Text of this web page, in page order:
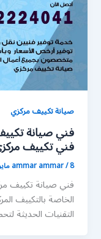
صيانة تكييف مركزي
فني تكييف
ammar ammar/8 مايو، 2020
فني صيانة تكييف
الخاصة بالتكييف
التقنيات الحديثة